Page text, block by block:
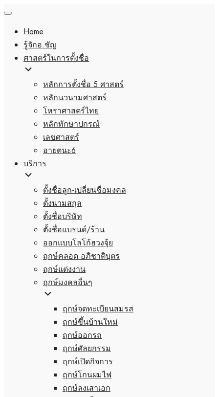
Home
รู้จักอ.ชัญ
ศาสตร์ในการตั้งชื่อ
หลักการตั้งชื่อ 5 ศาสตร์
หลักนวนามศาสตร์
โหราศาสตร์ไทย
หลักทักษาปกรณ์
เลขศาสตร์
อายตนะ6
บริการ
ตั้งชื่อลูก-เปลี่ยนชื่อมงคล
ตั้งนามสกุล
ตั้งชื่อบริษัท
ตั้งชื่อแบรนด์/ร้าน
ออกแบบโลโก้ฮวงจุ้ย
ฤกษ์คลอด อภิชาติบุตร
ฤกษ์แต่งงาน
ฤกษ์มงคลอื่นๆ
ฤกษ์จดทะเบียนสมรส
ฤกษ์ขึ้นบ้านใหม่
ฤกษ์ออกรถ
ฤกษ์ศัลยกรรม
ฤกษ์เปิดกิจการ
ฤกษ์โกนผมไฟ
ฤกษ์ลงเสาเอก